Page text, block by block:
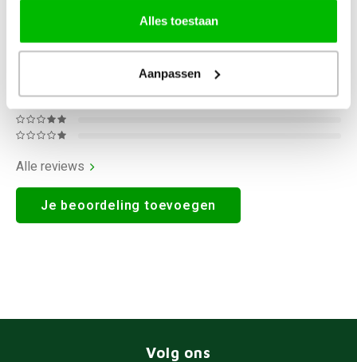
Alles toestaan
Aanpassen
0Reviews
Alle reviews
Je beoordeling toevoegen
Volg ons